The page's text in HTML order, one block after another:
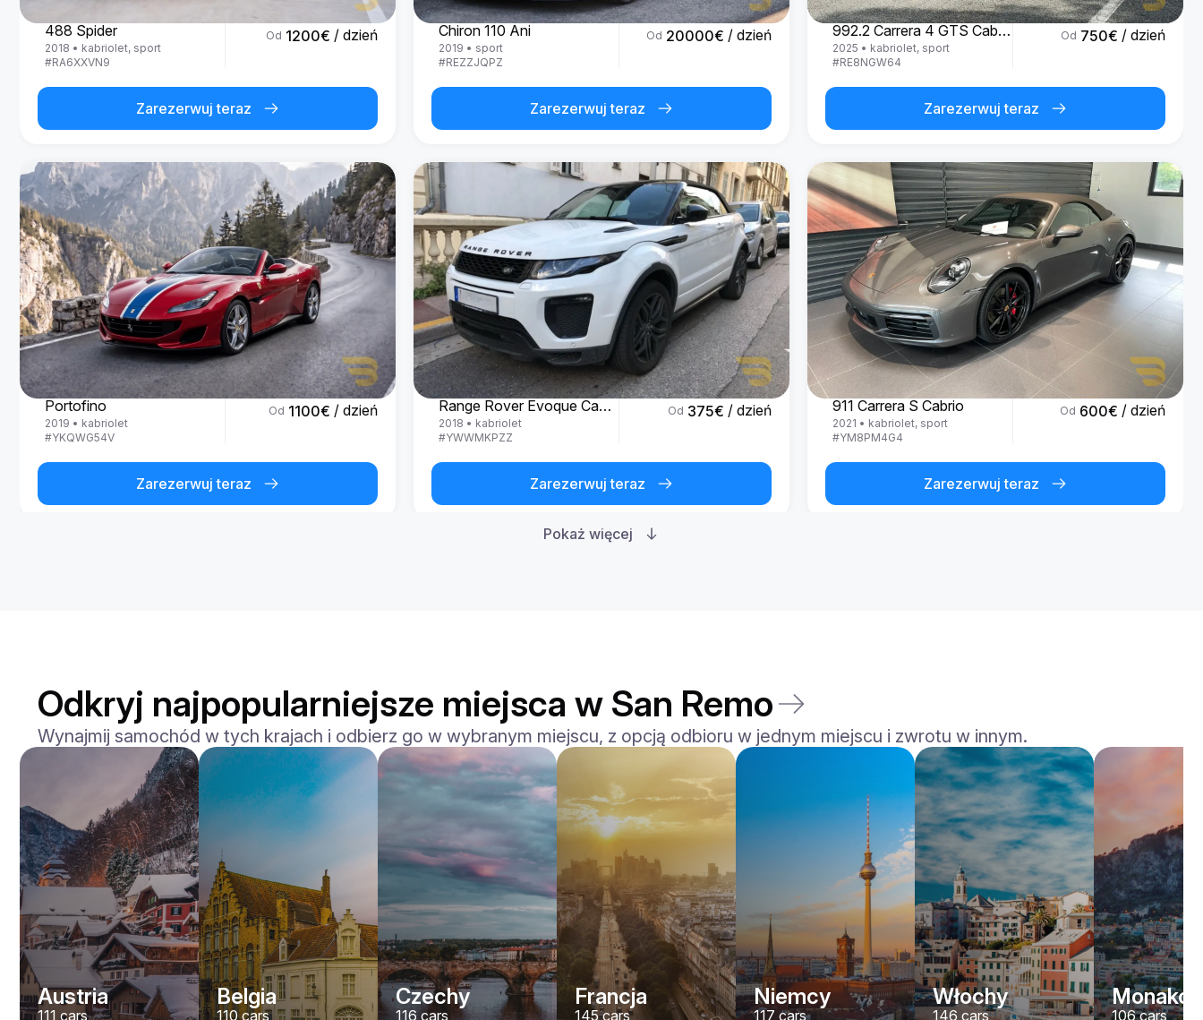
488 Spider
2018 • kabriolet, sport
#RA6XXVN9
Od 1200€ / dzień
Zarezerwuj teraz
Bugatti
Chiron 110 Ani
2019 • sport
#REZZJQPZ
Od 20000€ / dzień
Zarezerwuj teraz
Porsche
992.2 Carrera 4 GTS Cabrio '25
2025 • kabriolet, sport
#RE8NGW64
Od 750€ / dzień
Zarezerwuj teraz
Ferrari
Portofino
2019 • kabriolet
#YKQWG54V
Od 1100€ / dzień
Zarezerwuj teraz
Land Rover
Range Rover Evoque Cabrio
2018 • kabriolet
#YWWMKPZZ
Od 375€ / dzień
Zarezerwuj teraz
Porsche
911 Carrera S Cabrio
2021 • kabriolet, sport
#YM8PM4G4
Od 600€ / dzień
Zarezerwuj teraz
Mercedes Benz
Maybach S-klasse 580
#
YXWG36PR
Od 750€ / dzień
Zarezerwuj teraz
Ferrari
F8 Spider
2022• kabriolet, sport
RNWMPA4V
Od 1500
Zarezerwuj teraz
Rolls-Royce
2022•kabriolet
YJPXZKDA
Od 2200
Zarezerwuj teraz
Pokaż więcej
Odkryj najpopularniejsze miejsca w San Remo
Wynajmij samochód w tych krajach i odbierz go w wybranym miejscu, z opcją odbioru w jednym miejscu i zwrotu w innym.
Austria
111 cars
Belgia
110cars
Czechy
116cars
Francja
145cars
Niemcy
117 cars
Włochy
146 cars
Monako
106cars